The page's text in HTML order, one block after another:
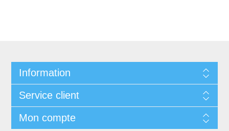
Information
Service client
Mon compte